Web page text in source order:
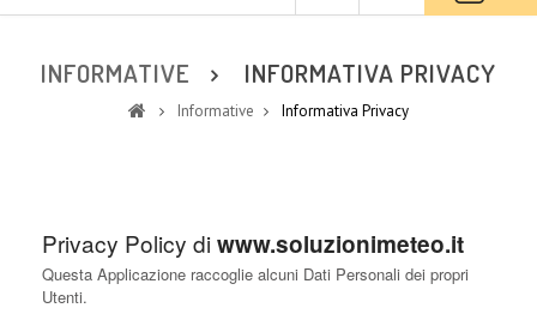
INFORMATIVE INFORMATIVA PRIVACY
Informative Informativa Privacy